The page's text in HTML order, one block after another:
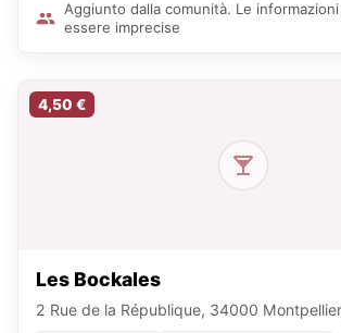
Aggiunto dalla comunità. Le
essere imprecise
4,50 €
Les Bockales
2 Rue de la République, 34000